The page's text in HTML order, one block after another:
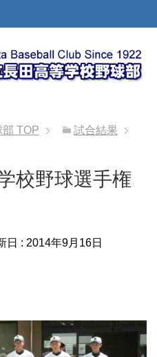
部 TOP 試合結果
校野球選手権
日 : 2014年9月16日